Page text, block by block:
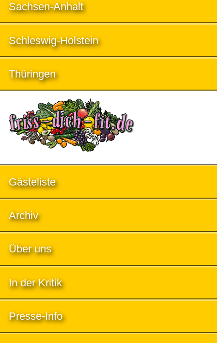
Sachsen-Anhalt
Schleswig-Holstein
Thüringen
Gästeliste
Archiv
Über uns
In der Kritik
Presse-Info